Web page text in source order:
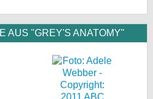
AUS "GREY'S ANATOMY"